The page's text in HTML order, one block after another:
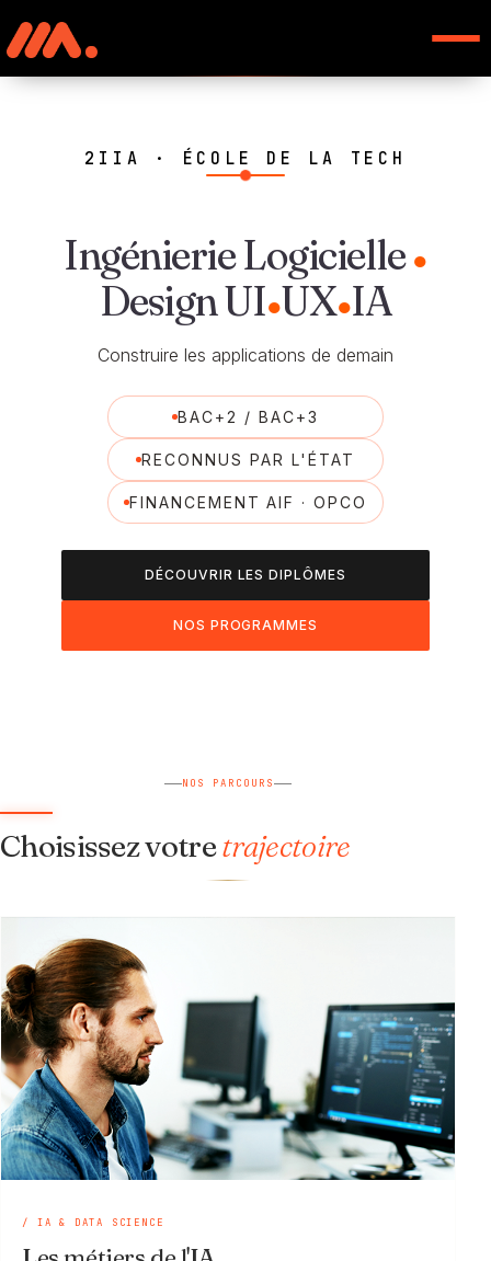
2IIA · ÉCOLE DE LA TECH
Ingénierie Logicielle ●
Design UI●UX●IA
Construire les applications de demain
BAC+2 / BAC+3
RECONNUS PAR L'ÉTAT
FINANCEMENT AIF · OPCO
DÉCOUVRIR LES DIPLÔMES
NOS PROGRAMMES
NOS PARCOURS
Choisissez votretrajectoire
/ IA & DATA SCIENCE